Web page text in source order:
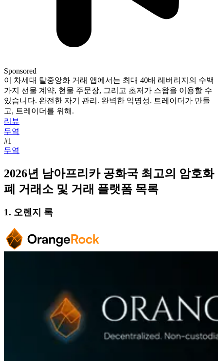
Sponsored
이 차세대 탈중앙화 거래 앱에서는 최대 40배 레버리지의 수백
가지 선물 계약, 현물 주문장, 그리고 초저가 스왑을 이용할 수
있습니다. 완전한 자기 관리. 완벽한 익명성. 트레이더가 만들
고, 트레이더를 위해.
리뷰
무역
#1
무역
2026년 남아프리카 공화국 최고의 암호화
폐 거래소 및 거래 플랫폼 목록
1. 오렌지 록